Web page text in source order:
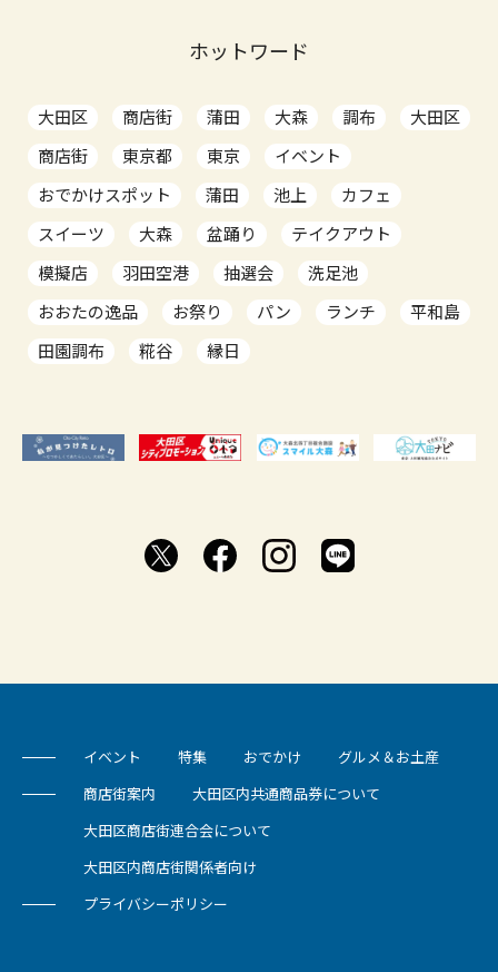
ホットワード
大田区 商店街 蒲田 大森 調布
大田区
商店街
東京都 東京
イベント
おでかけスポット
蒲田 池上
カフェ
スイーツ
大森 盆踊り
テイクアウト
模擬店
羽田空港 抽選会
洗足池
おおたの逸品
お祭り パン ランチ
平和島
田園調布
糀谷 縁日
イベント 特集 おでかけ グルメ＆お土産
商店街案内 大田区内共通商品券について
大田区商店街連合会について
大田区内商店街関係者向け
プライバシーポリシー